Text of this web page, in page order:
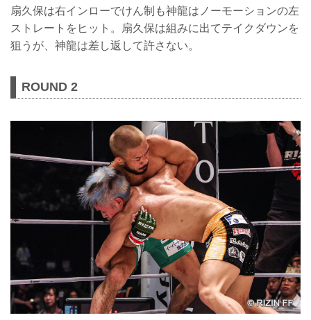
扇久保は右インローでけん制も神龍はノーモーションの左
ストレートをヒット。扇久保は組みに出てテイクダウンを
狙うが、神龍は差し返して許さない。
ROUND 2